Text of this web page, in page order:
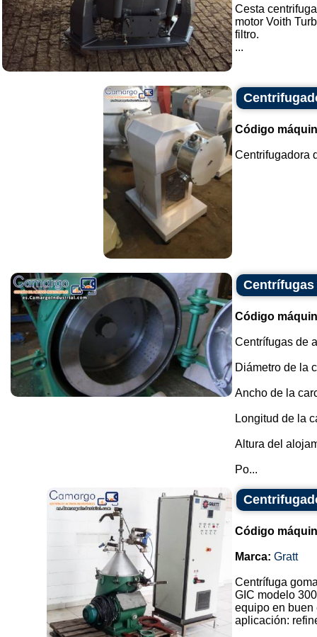
Cesta
motor Voith
filtro.
...
Código
Centrifugadora
Código
Centrífugas de
Diámetro de la
Ancho de la
Longitud de la
Altura del
Po...
Código
Marca: Gratt
Centrífuga
GIC modelo
equipo en buen
aplicación: